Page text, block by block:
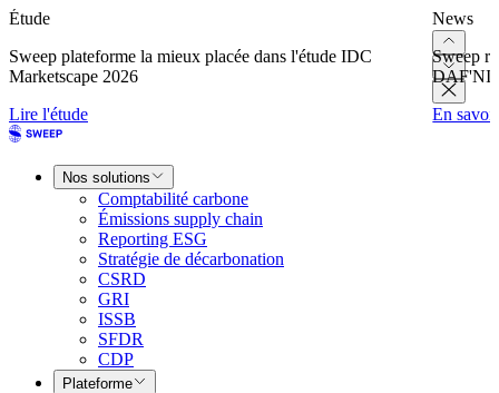
Étude
Sweep plateforme la mieux placée dans l'étude IDC
Marketscape 2026
Lire l'étude
News
Sweep
En
Nos solutions
Comptabilité carbone
Émissions supply chain
Reporting ESG
Stratégie de décarbonation
CSRD
GRI
ISSB
SFDR
CDP
Plateforme